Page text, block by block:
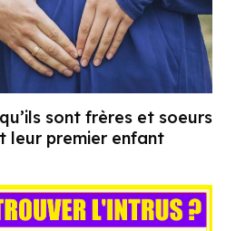
sont frères et soeurs
leur premier enfant